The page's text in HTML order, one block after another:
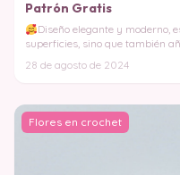
Patrón Gratis
Diseño elegante y moderno,
superficies, sino que también
28 de agosto de 2024
Flores en crochet